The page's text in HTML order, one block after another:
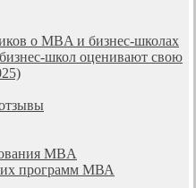
о MBA и бизнес-школах
школ оценивают свою
MBA
программ МВА